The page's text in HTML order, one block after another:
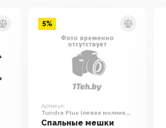
Артикул:
Tundra Plus (левая молния,
синий)
Спальные мешки
5%